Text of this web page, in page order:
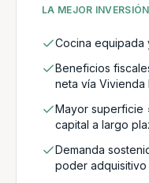
LA MEJOR
Cocina equipada
Beneficios
neta vía Vivienda
Mayor superficie
capital a largo
Demanda
poder adquisitivo